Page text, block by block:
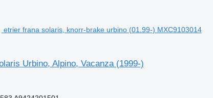
etrier frana solaris, knorr-brake urbino (01.99-) MXC9103014
Urbino, Alpino, Vacanza (1999-)